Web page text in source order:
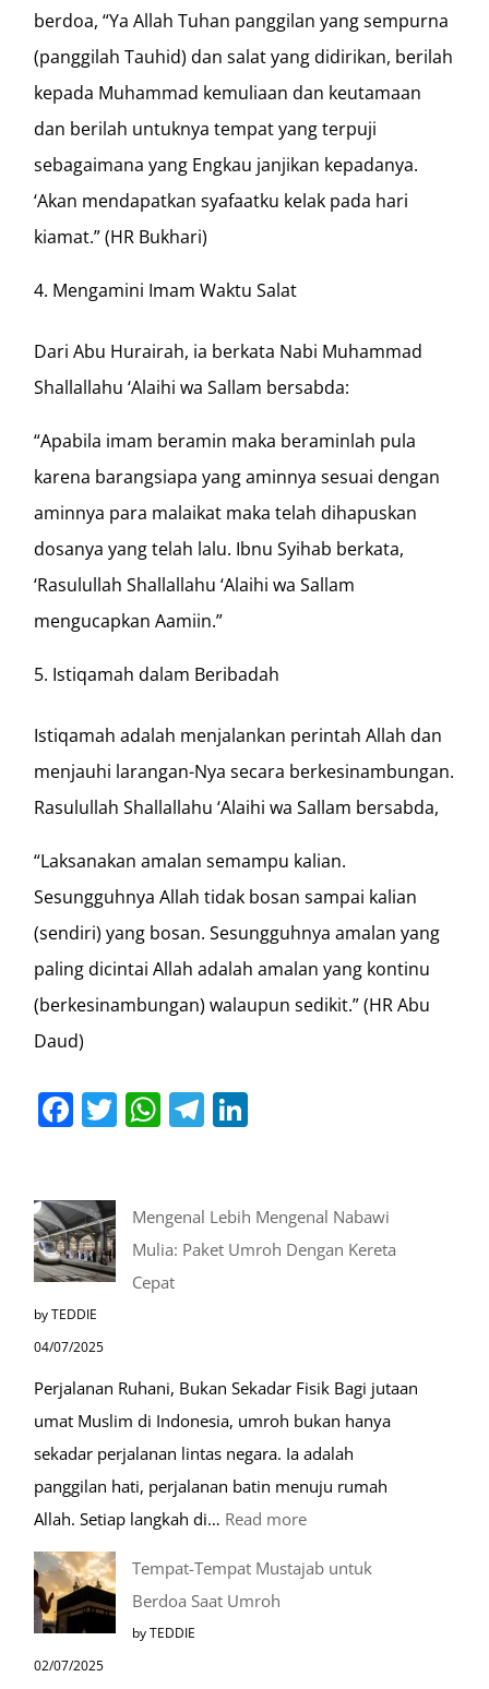
berdoa, “Ya Allah Tuhan panggilan yang sempurna
(panggilah Tauhid) dan salat yang didirikan, berilah
kepada Muhammad kemuliaan dan keutamaan
dan berilah untuknya tempat yang terpuji
sebagaimana yang Engkau janjikan kepadanya.
‘Akan mendapatkan syafaatku kelak pada hari
kiamat.” (HR Bukhari)
Mengamini Imam Waktu Salat
Dari Abu Hurairah, ia berkata Nabi Muhammad
Shallallahu ‘Alaihi wa Sallam bersabda:
“Apabila imam beramin maka beraminlah pula
karena barangsiapa yang aminnya sesuai dengan
aminnya para malaikat maka telah dihapuskan
dosanya yang telah lalu. Ibnu Syihab berkata,
‘Rasulullah Shallallahu ‘Alaihi wa Sallam
mengucapkan Aamiin.”
Istiqamah dalam Beribadah
Istiqamah adalah menjalankan perintah Allah dan
menjauhi larangan-Nya secara berkesinambungan.
Rasulullah Shallallahu ‘Alaihi wa Sallam bersabda,
“Laksanakan amalan semampu kalian.
Sesungguhnya Allah tidak bosan sampai kalian
(sendiri) yang bosan. Sesungguhnya amalan yang
paling dicintai Allah adalah amalan yang kontinu
(berkesinambungan) walaupun sedikit.” (HR Abu
Daud)
Facebook
Twitter
WhatsApp
Telegram
Mengenal Lebih Mengenal Nabawi
Mulia: Paket Umroh Dengan Kereta
Cepat
by TEDDIE
04/07/2025
Perjalanan Ruhani, Bukan Sekadar Fisik Bagi jutaan
umat Muslim di Indonesia, umroh bukan hanya
sekadar perjalanan lintas negara. Ia adalah
panggilan hati, perjalanan batin menuju rumah
Allah. Setiap langkah di… Read more:
Tempat-Tempat Mustajab untuk
Berdoa Saat Umroh
by TEDDIE
02/07/2025